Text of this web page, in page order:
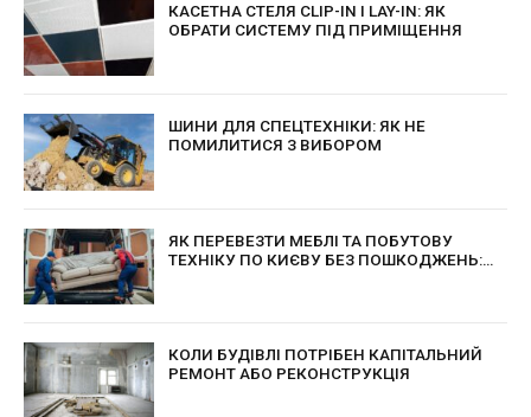
КАСЕТНА СТЕЛЯ CLIP-IN І LAY-IN: ЯК
ОБРАТИ СИСТЕМУ ПІД ПРИМІЩЕННЯ
ШИНИ ДЛЯ СПЕЦТЕХНІКИ: ЯК НЕ
ПОМИЛИТИСЯ З ВИБОРОМ
ЯК ПЕРЕВЕЗТИ МЕБЛІ ТА ПОБУТОВУ
ТЕХНІКУ ПО КИЄВУ БЕЗ ПОШКОДЖЕНЬ:
КОЛИ БУДІВЛІ ПОТРІБЕН КАПІТАЛЬНИЙ
РЕМОНТ АБО РЕКОНСТРУКЦІЯ